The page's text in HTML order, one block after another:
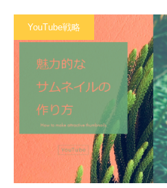
YouTube戦略